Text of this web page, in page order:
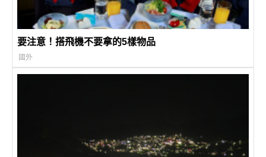
要注意！搭飛機不要拿的5樣物品
國外